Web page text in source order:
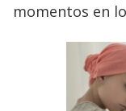
momentos en